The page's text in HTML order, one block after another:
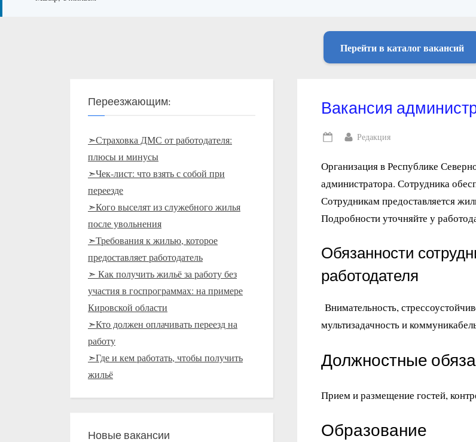
Перейти в каталог вакансий
Вакансия
Posted
By
Редакция
Организация в Республике
администратора. Сотрудника
Сотрудникам предоставляется
Подробности уточняйте у
Обязанности
работодателя
Внимательность,
мультизадачность и
Должностные
Прием и размещение гостей,
Образование
Переезжающим:
➣Страховка ДМС от работодателя:
плюсы и минусы
➣Чек-лист: что взять с собой при
переезде
➣Кого выселят из служебного жилья
после увольнения
➣Требования к жилью, которое
предоставляет работодатель
➣ Как получить жильё за работу без
участия в госпрограммах: на примере
Кировской области
➣Кто должен оплачивать переезд на
работу
➣Где и кем работать, чтобы получить
жильё
Новые вакансии